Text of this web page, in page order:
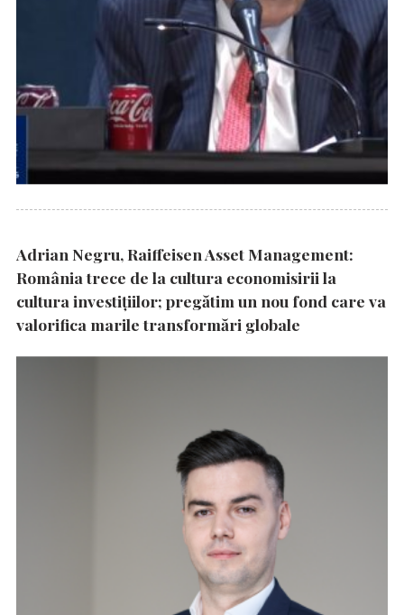
Adrian Negru, Raiffeisen Asset Management:
România trece de la cultura economisirii la
cultura investițiilor; pregătim un nou fond care va
valorifica marile transformări globale